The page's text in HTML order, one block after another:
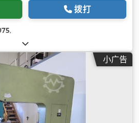
拨打
,
小广告